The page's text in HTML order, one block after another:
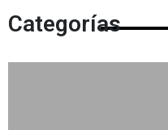
Categorías